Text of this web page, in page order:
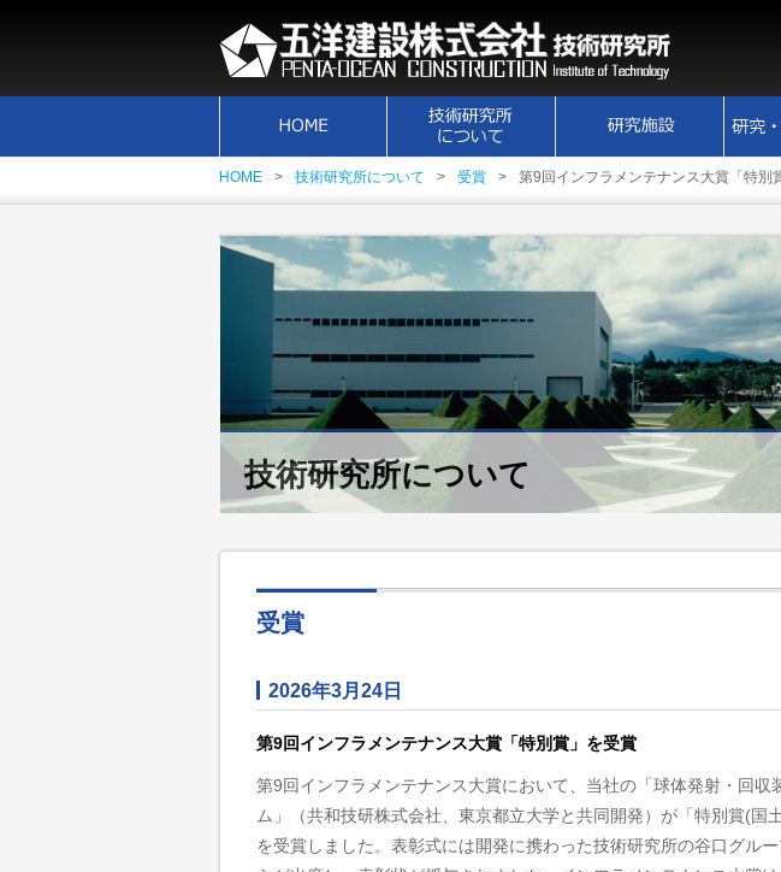
HOME 技術研究所について 受賞 第9回インフラメンテナンス大賞「特別
技術研究所について
受賞
2026年3月24日
第9回インフラメンテナンス大賞「特別賞」を受賞
第9回インフラメンテナンス大賞において、当社の「球体発射・回収
ム」（共和技研株式会社、東京都立大学と共同開発）が「特別賞(国
を受賞しました。表彰式には開発に携わった技術研究所の谷口グル